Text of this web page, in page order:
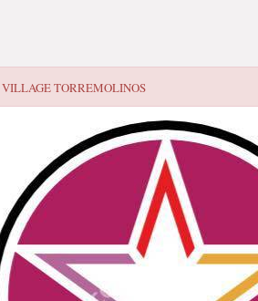
VILLAGE TORREMOLINOS